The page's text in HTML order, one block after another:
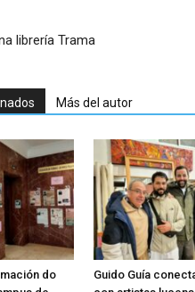
librería Trama
Más del autor
do
Guido Guía